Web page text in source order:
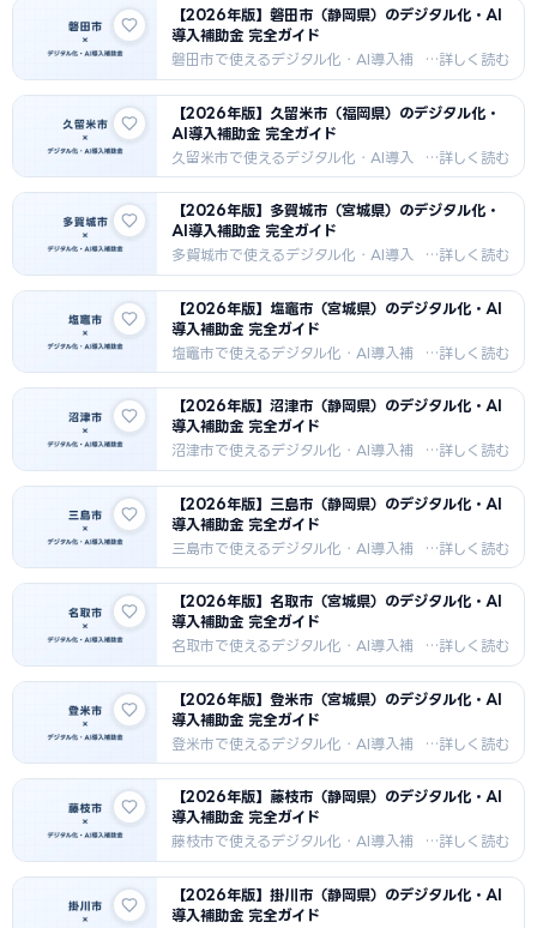
法・採択事例・支援機関情報を2026
年最新版でお届けします。水産加工
（マグロ・カツオ日本一）・食品加
工・農業向けDX補助金情報。
【2026年版】磐田市（静岡県）のデジタル化・AI
導入補助金 完全ガイド
磐田市で使えるデジタル化・AI導入補
助金を徹底解説。IT導入補助金・もの
づくり補助金・市独自補助金の申請方
法・採択事例・支援機関情報を2026
年最新版でお届けします。ヤマハ発動
機・輸送機器・電子部品・農業向けDX
補助金情報。
【2026年版】久留米市（福岡県）のデジタル化・
AI導入補助金 完全ガイド
久留米市で使えるデジタル化・AI導入
補助金を徹底解説。IT導入補助金・も
のづくり補助金・市独自補助金の申請
方法・採択事例・支援機関情報を
2026年最新版でお届けします。ゴム・
タイヤ製造（ブリヂストン発祥）・食品
加工・医療機器・農業向けDX補助金情
報。
【2026年版】多賀城市（宮城県）のデジタル化・
AI導入補助金 完全ガイド
多賀城市で使えるデジタル化・AI導入
補助金を徹底解説。IT導入補助金・も
のづくり補助金・市独自補助金の申請
方法・採択事例・支援機関情報を
2026年最新版でお届けします。電子部
品（ソニー）・食品加工・IT・製造業
向けDX補助金情報。
【2026年版】塩竈市（宮城県）のデジタル化・AI
導入補助金 完全ガイド
塩竈市で使えるデジタル化・AI導入補
助金を徹底解説。IT導入補助金・もの
づくり補助金・市独自補助金の申請方
法・採択事例・支援機関情報を2026
年最新版でお届けします。水産加工
（マグロ）・商業・観光・飲食業向け
DX補助金情報。
【2026年版】沼津市（静岡県）のデジタル化・AI
導入補助金 完全ガイド
沼津市で使えるデジタル化・AI導入補
助金を徹底解説。IT導入補助金・もの
づくり補助金・市独自補助金の申請方
法・採択事例・支援機関情報を2026
年最新版でお届けします。水産加工
（干物日本一）・電子部品・観光向け
DX補助金情報。
【2026年版】三島市（静岡県）のデジタル化・AI
導入補助金 完全ガイド
三島市で使えるデジタル化・AI導入補
助金を徹底解説。IT導入補助金・もの
づくり補助金・市独自補助金の申請方
法・採択事例・支援機関情報を2026
年最新版でお届けします。製薬・バイ
オ（東レ）・精密機器・食品加工・観
光向けDX補助金情報。
【2026年版】名取市（宮城県）のデジタル化・AI
導入補助金 完全ガイド
名取市で使えるデジタル化・AI導入補
助金を徹底解説。IT導入補助金・もの
づくり補助金・市独自補助金の申請方
法・採択事例・支援機関情報を2026
年最新版でお届けします。仙台空港隣
接・商業・食品加工・物流向けDX補助
金情報。
【2026年版】登米市（宮城県）のデジタル化・AI
導入補助金 完全ガイド
登米市で使えるデジタル化・AI導入補
助金を徹底解説。IT導入補助金・もの
づくり補助金・市独自補助金の申請方
法・採択事例・支援機関情報を2026
年最新版でお届けします。農業
（米）・畜産・食品加工・建設向けDX
補助金情報。
【2026年版】藤枝市（静岡県）のデジタル化・AI
導入補助金 完全ガイド
藤枝市で使えるデジタル化・AI導入補
助金を徹底解説。IT導入補助金・もの
づくり補助金・市独自補助金の申請方
法・採択事例・支援機関情報を2026
年最新版でお届けします。玉露茶・食
【2026年版】掛川市（静岡県）のデジタル化・AI
導入補助金 完全ガイド